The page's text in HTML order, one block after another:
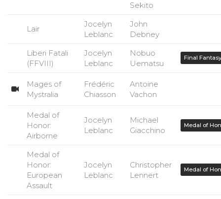
Sekito
Lair
Jocelyn
Leblanc
John
Debney
Liberi Fatali
(FFVIII)
Jocelyn
Leblanc
Nobuo
Uematsu
Final Fantasy
Mages of
Mystralia
Frédéric
Chiasson
Antoine
Vachon
Medal of
Honor:
Airborne
Jocelyn
Leblanc
Michael
Giacchino
Medal of
Medal of
Honor:
European
Assault
Jocelyn
Leblanc
Christopher
Lennert
Medal of